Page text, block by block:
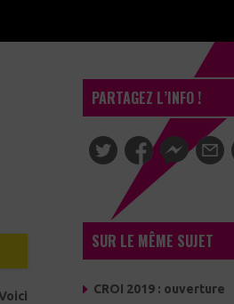
PARTAGEZ L’INFO !
SUR LE MÊME SUJET
CROI 2019 : ouverture